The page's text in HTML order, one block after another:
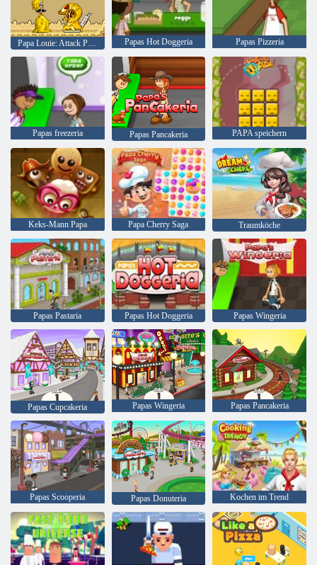
Papa Louie: Attack Pizza Papas Hot Doggeria Papas Pizzeria
Papas freezeria Papas Pancakeria PAPA speichern
Keks-Mann Papa Papa Cherry Saga Traumköche
Papas Pastaria Papas Hot Doggeria Papas Wingeria
Papas Cupcakeria Papas Wingeria Papas Pancakeria
Papas Scooperia Papas Donuteria Kochen im Trend